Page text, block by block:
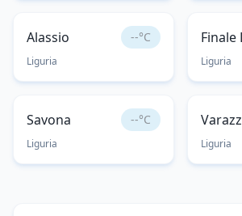
Alassio --°C
Liguria
Finale
Liguria
Savona --°C
Liguria Liguria